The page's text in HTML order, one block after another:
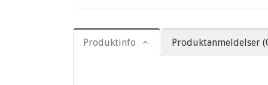
Produktinfo Produktanmeldelser